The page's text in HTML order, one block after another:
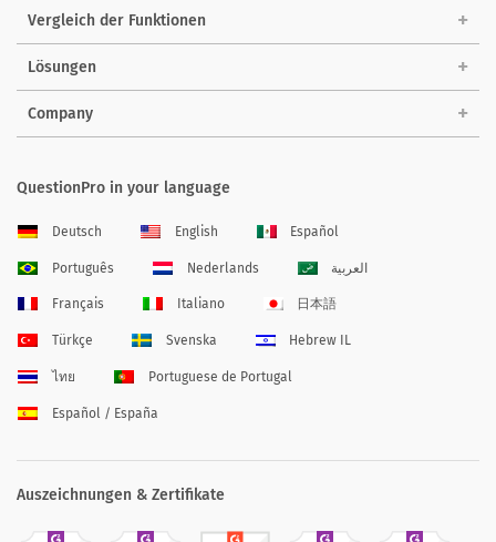
Vergleich der Funktionen
Lösungen
Company
QuestionPro in your language
Deutsch English Español
Português Nederlands العربية
Français Italiano 日本語
Türkçe Svenska Hebrew IL
ไทย Portuguese de Portugal
Español / España
Auszeichnungen & Zertifikate